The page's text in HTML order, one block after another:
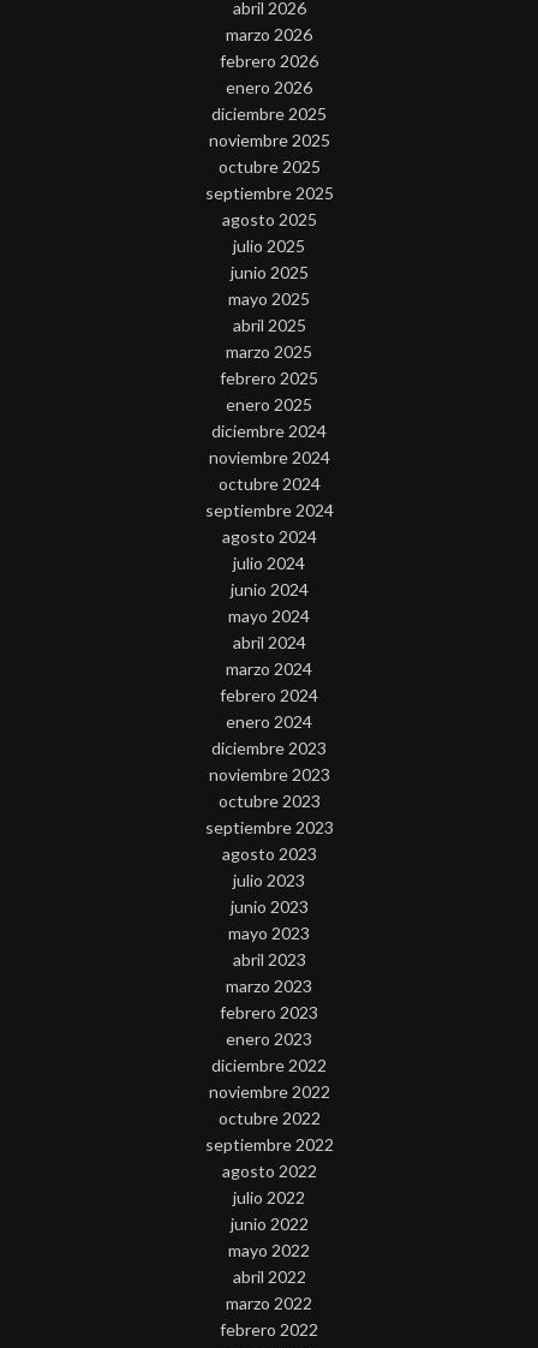
abril 2026
marzo 2026
febrero 2026
enero 2026
diciembre 2025
noviembre 2025
octubre 2025
septiembre 2025
agosto 2025
julio 2025
junio 2025
mayo 2025
abril 2025
marzo 2025
febrero 2025
enero 2025
diciembre 2024
noviembre 2024
octubre 2024
septiembre 2024
agosto 2024
julio 2024
junio 2024
mayo 2024
abril 2024
marzo 2024
febrero 2024
enero 2024
diciembre 2023
noviembre 2023
octubre 2023
septiembre 2023
agosto 2023
julio 2023
junio 2023
mayo 2023
abril 2023
marzo 2023
febrero 2023
enero 2023
diciembre 2022
noviembre 2022
octubre 2022
septiembre 2022
agosto 2022
julio 2022
junio 2022
mayo 2022
abril 2022
marzo 2022
febrero 2022